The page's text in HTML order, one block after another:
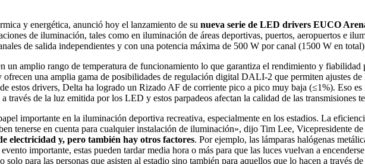
y energética, anunció hoy el lanzamiento de su nueva serie de LED drivers EUCO
de iluminación, tales como en iluminación de áreas deportivas, puertos, aeropuertos e
de salida independientes y con una potencia máxima de 500 W por canal (1500 W en
un amplio rango de temperatura de funcionamiento lo que garantiza el rendimiento y fiabilidad
ofrecen una amplia gama de posibilidades de regulación digital DALI-2 que permiten ajustes
estos drivers, Delta ha logrado un Rizado AF de corriente pico a pico muy baja (≤1%). Eso
través de la luz emitida por los LED y estos parpadeos afectan la calidad de las transmisiones
importante en la iluminación deportiva recreativa, especialmente en los estadios. La
tenerse en cuenta para cualquier instalación de iluminación», dijo Tim Lee, Vicepresidente
electricidad y, pero también hay otros factores. Por ejemplo, las lámparas halógenas
importante, estas pueden tardar media hora o más para que las luces vuelvan a
para las personas que asisten al estadio sino también para aquellos que lo hacen a través